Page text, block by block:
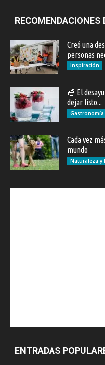
RECOMENDACIONES
Creó una
personas
Inspiración
🥣 El
dejar listo...
Gastronomía
Cada vez
mundo
Naturaleza y
ENTRADAS